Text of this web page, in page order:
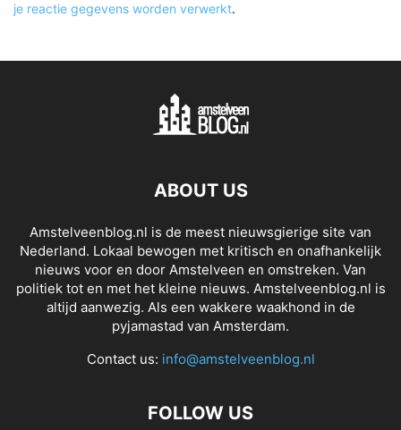
je reactie gegevens worden verwerkt.
ABOUT US
Amstelveenblog.nl is de meest nieuwsgierige site van
Nederland. Lokaal bewogen met kritisch en onafhankelijk
nieuws voor en door Amstelveen en omstreken. Van
politiek tot en met het kleine nieuws. Amstelveenblog.nl is
altijd aanwezig. Als een wakkere waakhond in de
pyjamastad van Amsterdam.
Contact us: info@amstelveenblog.nl
FOLLOW US